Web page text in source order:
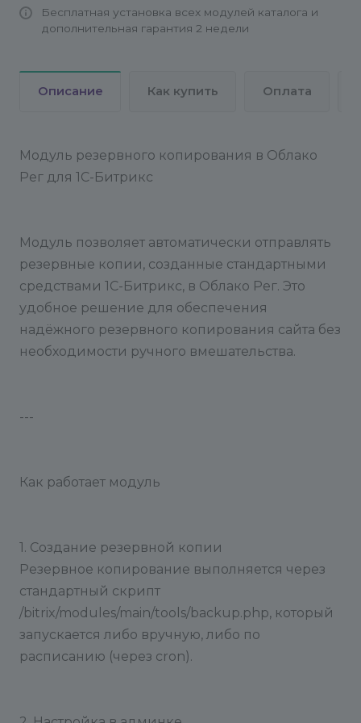
>> /dev/nullБолее подробно о настройке
резервного копирования из командной строки
Базовый" на официальном сайте 1С-Битрикс:
Резервное копирование из командной строки
будут автоматически отправляться в указанную
директорию в Рег.облако
Бесплатная установка всех модулей каталога и
дополнительная гарантия 2 недели
Описание Как купить Оплата
Модуль резервного копирования в Облако
Рег для 1С-Битрикс
Модуль позволяет автоматически отправлять
резервные копии, созданные стандартными
средствами 1С-Битрикс, в Облако Рег. Это
удобное решение для обеспечения
надёжного резервного копирования сайта без
необходимости ручного вмешательства.
---
Как работает модуль
1. Создание резервной копии
Резервное копирование выполняется через
стандартный скрипт
/bitrix/modules/main/tools/backup.php, который
запускается либо вручную, либо по
расписанию (через cron).